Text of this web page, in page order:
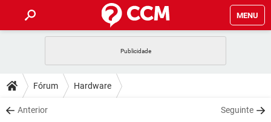
MENU
CELULAR
OUTLOOK
DICAS
JOGOS
DOWNLOADS
Fórum Hardware
Anterior Seguinte